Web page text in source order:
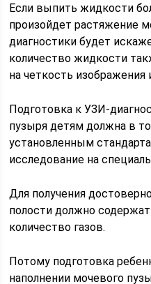
Если выпить жидкости
произойдет растяжение
диагностики будет
количество жидкости
на четкость изображения
Подготовка к УЗИ-
пузыря детям должна в
установленным
исследование на
Для получения
полости должно
количество газов.
Потому подготовка
наполнении мочевого